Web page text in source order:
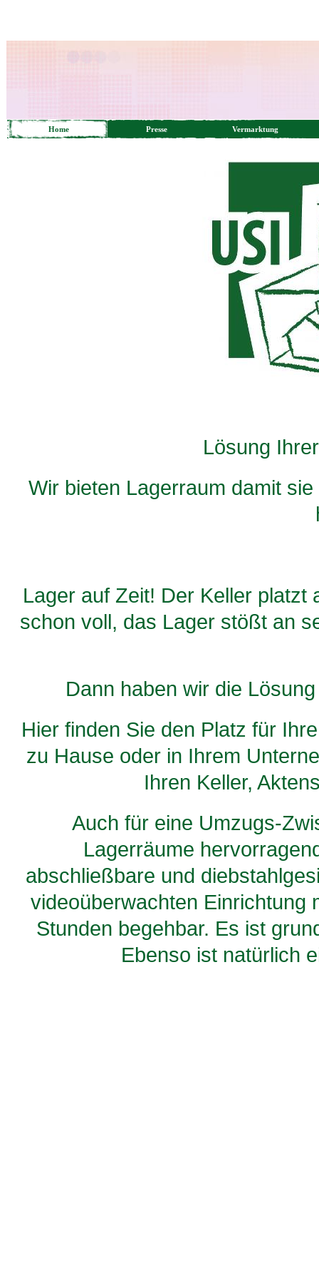
Home Presse Vermarktung
Lösung
Wir bieten Lagerraum damit
Lager auf Zeit! Der Keller platzt
schon voll, das Lager stößt an
Dann haben wir die
Hier finden Sie den Platz für
zu Hause oder in Ihrem
Ihren Keller,
Auch für eine Umzugs-
Lagerräume
abschließbare und
videoüberwachten Einrichtung
Stunden begehbar. Es ist
Ebenso ist natürlich